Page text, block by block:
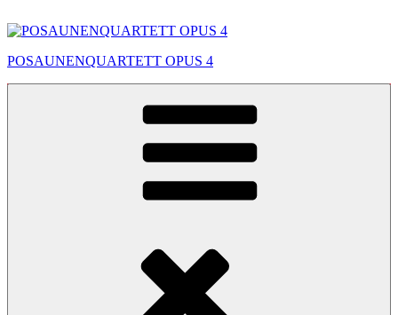
Inhalt
POSAUNENQUARTETT OPUS 4